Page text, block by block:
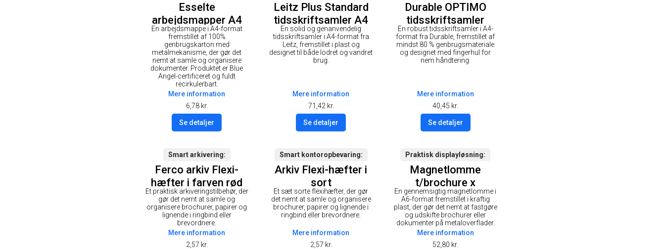
Esselte
arbejdsmapper A4
En arbejdsmappe i A4-format
fremstillet af 100%
genbrugskarton med
metalmekanisme, der gør det
nemt at samle og organisere
dokumenter. Produktet er Blue
Angel-certificeret og fuldt
recirkulerbart.
6,78 kr.
Se detaljer
Mere information
Leitz Plus Standard
tidsskriftsamler A4
blå
En solid og genanvendelig
tidsskriftsamler i A4-format fra
Leitz, fremstillet i plast og
designet til både lodret og vandret
brug.
71,42 kr.
Se detaljer
Mere information
Durable OPTIMO
tidsskriftsamler
En robust tidsskriftsamler i A4-
format fra Durable, fremstillet af
mindst 80 % genbrugsmateriale
og designet med fingerhul for
nem håndtering.
40,45 kr.
Se detaljer
Mere information
Smart arkivering
Ferco arkiv Flexi-
hæfter i farven rød
Et praktisk arkiveringstilbehør, der
gør det nemt at samle og
organisere brochurer, papirer og
lignende i ringbind eller
brevordnere.
2,57 kr.
Mere information
Smart kontoropbevaring
Arkiv Flexi-hæfter i
sort
Et sæt sorte flexihæfter, der gør
det nemt at samle og organisere
brochurer, papirer og lignende i
ringbind eller brevordnere.
2,57 kr.
Mere information
Praktisk displayløsning
Magnetlomme
t/brochure x
En gennemsigtig magnetlomme i
A6-format fremstillet i kraftig
plast, der gør det nemt at fastgøre
og udskifte brochurer eller
dokumenter på metaloverflader.
52,80 kr.
Mere information